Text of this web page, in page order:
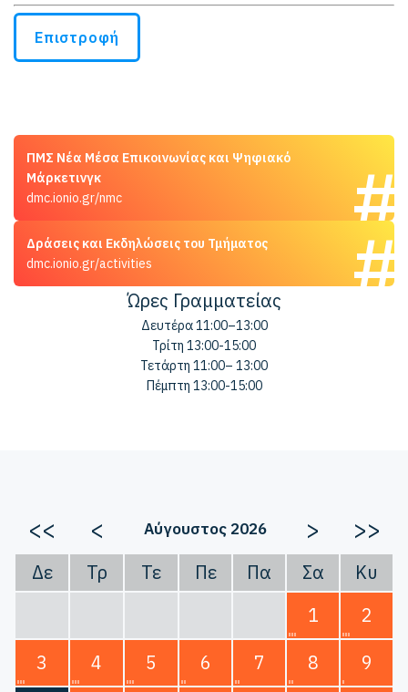
Επιστροφή
ΠΜΣ Νέα Μέσα Επικοινωνίας και Ψηφιακό
Μάρκετινγκ
dmc.ionio.gr/nmc
Δράσεις και Εκδηλώσεις του Τμήματος
dmc.ionio.gr/activities
Ώρες Γραμματείας
Δευτέρα 11:00–13:00
Τρίτη 13:00-15:00
Τετάρτη 11:00– 13:00
Πέμπτη 13:00-15:00
<< < Αύγουστος 2026 > >>
Δε Τρ Τε Πε Πα Σα
Κυ
1
2
3
4 5 6 7 8
9